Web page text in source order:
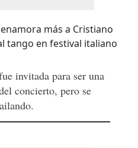
invitada para ser una
concierto, pero se